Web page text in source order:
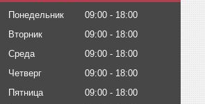
Понедельник 09:00
18:00
Вторник
09:00
18:00
Среда
09:00
18:00
Четверг
09:00
18:00
Пятница
09:00
18:00